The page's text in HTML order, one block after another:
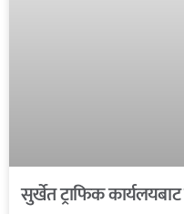
सुर्खेत ट्राफिक